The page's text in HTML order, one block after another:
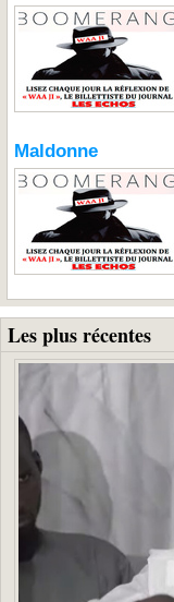
Maldonne
Les plus récentes